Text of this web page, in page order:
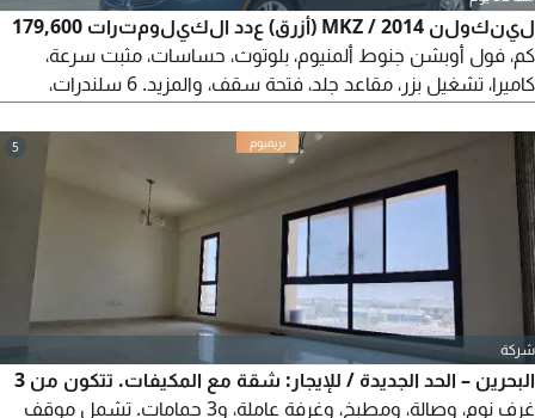
لينكولن MKZ / 2014 (أزرق) عدد الكيلومترات 179,600
كم، فول أوبشن جنوط ألمنيوم، بلوتوث، حساسات، مثبت سرعة،
كاميرا، تشغيل بزر، مقاعد جلد، فتحة سقف، والمزيد. 6 سلندرات،
التأمين حتى يوليو 2026. للاتصال.
5
شركة
البحرين – الحد الجديدة / للإيجار: شقة مع المكيفات. تتكون من 3
غرف نوم، وصالة، ومطبخ، وغرفة عاملة، و3 حمامات. تشمل موقف